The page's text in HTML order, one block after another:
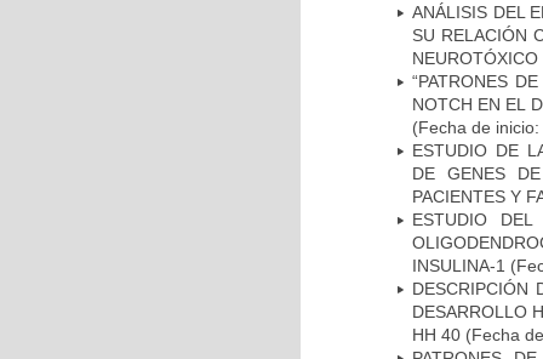
ANÁLISIS DEL
SU RELACIÓN
NEUROTÓXICO
“PATRONES
NOTCH EN EL
(Fecha de
ESTUDIO DE
DE GENES
PACIENTES Y
ESTUDIO
INSULINA-1
DESCRIPCIÓN
DESARROLLO
HH 40 (Fecha